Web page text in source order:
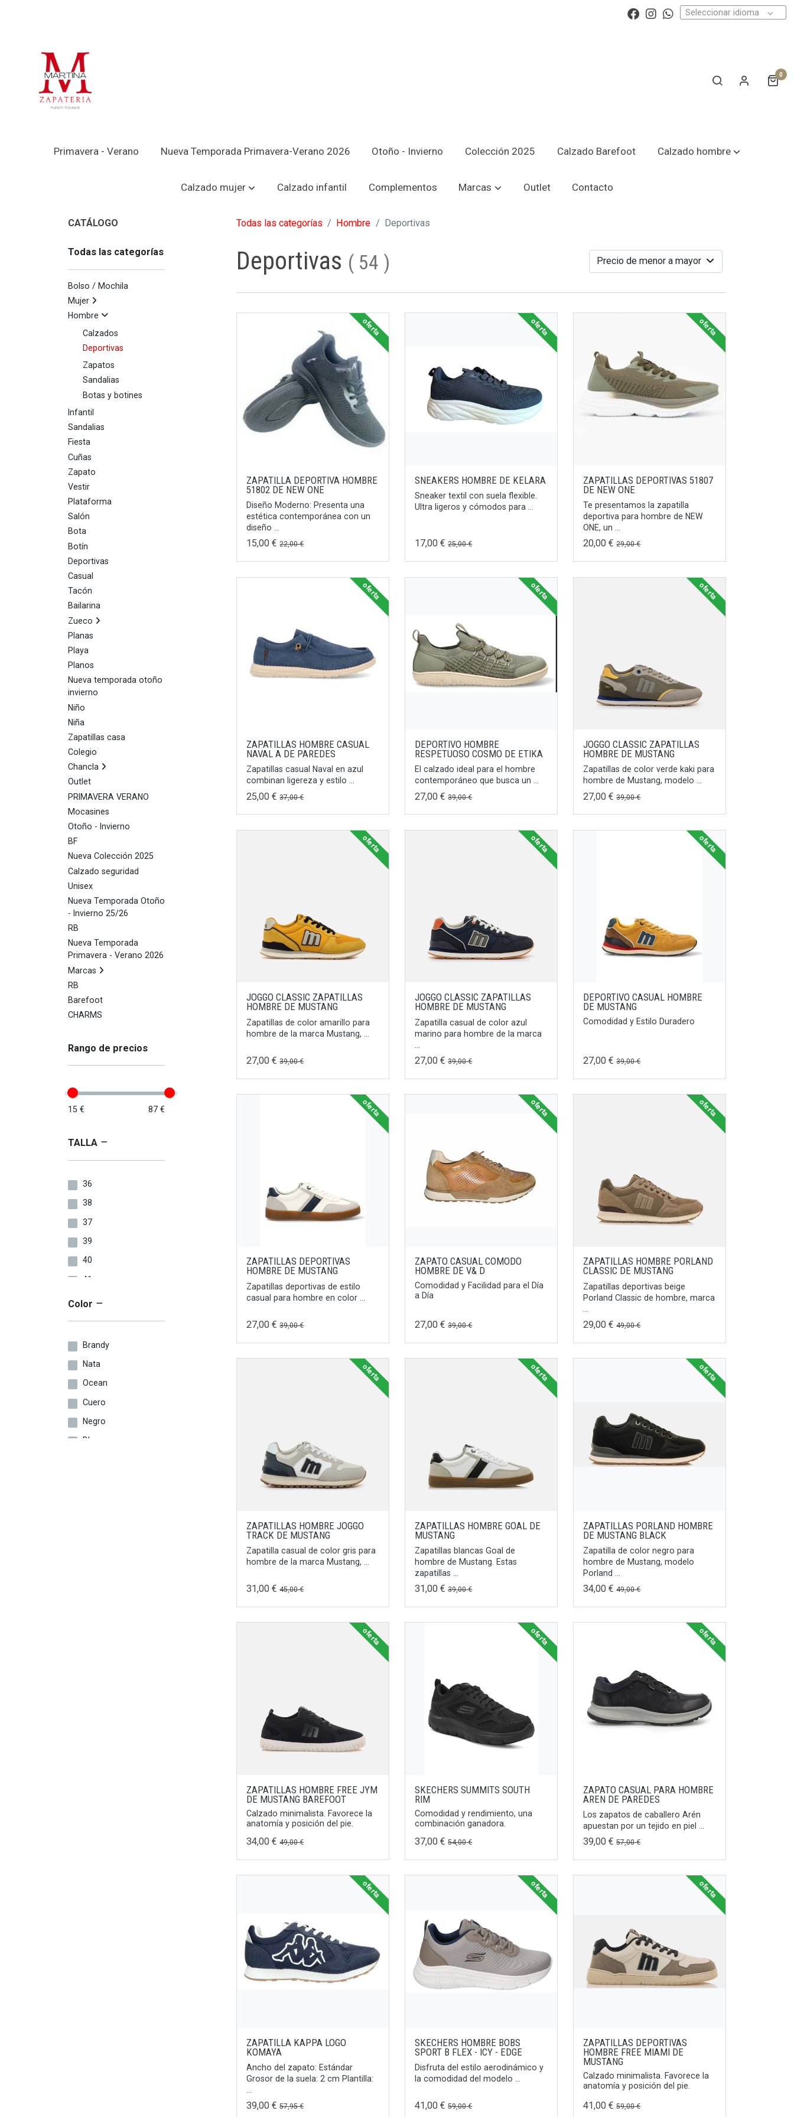
Seleccionar idioma
0
Primavera - Verano Nueva Temporada Primavera-Verano 2026 Otoño - Invierno Colección 2025 Calzado Barefoot Calzado hombre
Calzado mujer Calzado infantil Complementos Marcas Outlet Contacto
CATÁLOGO
Todas las categorías
Bolso / Mochila
Mujer
Hombre
Calzados
Deportivas
Zapatos
Sandalias
Botas y botines
Infantil
Sandalias
Fiesta
Cuñas
Zapato
Vestir
Plataforma
Salón
Bota
Botín
Deportivas
Casual
Tacón
Bailarina
Zueco
Planas
Playa
Planos
Nueva temporada otoño
invierno
Niño
Niña
Zapatillas casa
Colegio
Chancla
Outlet
PRIMAVERA VERANO
Mocasines
Otoño - Invierno
BF
Nueva Colección 2025
Calzado seguridad
Unisex
Nueva Temporada Otoño
- Invierno 25/26
RB
Nueva Temporada
Primavera - Verano 2026
Marcas
RB
Barefoot
CHARMS
Rango de precios
15 € 87 €
TALLA
36
38
37
39
40
41
24
Color
Brandy
Nata
Ocean
Cuero
Negro
Blanco
Todas las categorías Hombre Deportivas
Deportivas ( 54 ) Precio de menor a mayor
ZAPATILLA DEPORTIVA HOMBRE
51802 DE NEW ONE
Diseño Moderno: Presenta una
estética contemporánea con un
diseño ...
15,00 €22,00 €
oferta
SNEAKERS HOMBRE DE KELARA
Sneaker textil con suela flexible.
Ultra ligeros y cómodos para ...
17,00 €25,00 €
oferta
ZAPATILLAS DEPORTIVAS 51807
DE NEW ONE
Te presentamos la zapatilla
deportiva para hombre de NEW
ONE, un ...
20,00 €29,00 €
oferta
ZAPATILLAS HOMBRE CASUAL
NAVAL A DE PAREDES
Zapatillas casual Naval en azul
combinan ligereza y estilo ...
25,00 €37,00 €
oferta
DEPORTIVO HOMBRE
RESPETUOSO COSMO DE ETIKA
El calzado ideal para el hombre
contemporáneo que busca un ...
27,00 €39,00 €
oferta
JOGGO CLASSIC ZAPATILLAS
HOMBRE DE MUSTANG
Zapatillas de color verde kaki para
hombre de Mustang, modelo ...
27,00 €39,00 €
oferta
JOGGO CLASSIC ZAPATILLAS
HOMBRE DE MUSTANG
Zapatillas de color amarillo para
hombre de la marca Mustang, ...
27,00 €39,00 €
oferta
JOGGO CLASSIC ZAPATILLAS
HOMBRE DE MUSTANG
Zapatilla casual de color azul
marino para hombre de la marca
27,00 €39,00 €
oferta
DEPORTIVO CASUAL HOMBRE
DE MUSTANG
Comodidad y Estilo Duradero
27,00 €39,00 €
oferta
ZAPATILLAS DEPORTIVAS
HOMBRE DE MUSTANG
Zapatillas deportivas de estilo
casual para hombre en color ...
27,00 €39,00 €
oferta
ZAPATO CASUAL COMODO
HOMBRE DE V& D
Comodidad y Facilidad para el Día
a Día
27,00 €39,00 €
oferta
ZAPATILLAS HOMBRE PORLAND
CLASSIC DE MUSTANG
Zapatillas deportivas beige
Porland Classic de hombre, marca
29,00 €49,00 €
oferta
ZAPATILLAS HOMBRE JOGGO
TRACK DE MUSTANG
Zapatilla casual de color gris para
hombre de la marca Mustang, ...
31,00 €45,00 €
oferta
ZAPATILLAS HOMBRE GOAL DE
MUSTANG
Zapatillas blancas Goal de
hombre de Mustang. Estas
zapatillas ...
31,00 €39,00 €
oferta
ZAPATILLAS PORLAND HOMBRE
DE MUSTANG BLACK
Zapatilla de color negro para
hombre de Mustang, modelo
Porland ...
34,00 €49,00 €
oferta
ZAPATILLAS HOMBRE FREE JYM
DE MUSTANG BAREFOOT
Calzado minimalista. Favorece la
anatomía y posición del pie.
34,00 €49,00 €
oferta
SKECHERS SUMMITS SOUTH
RIM
Comodidad y rendimiento, una
combinación ganadora.
37,00 €54,00 €
oferta
ZAPATO CASUAL PARA HOMBRE
AREN DE PAREDES
Los zapatos de caballero Arén
apuestan por un tejido en piel ...
39,00 €57,00 €
oferta
ZAPATILLA KAPPA LOGO
KOMAYA
Ancho del zapato: Estándar
Grosor de la suela: 2 cm Plantilla:
39,00 €57,95 €
oferta
SKECHERS HOMBRE BOBS
SPORT B FLEX - ICY - EDGE
Disfruta del estilo aerodinámico y
la comodidad del modelo ...
41,00 €59,00 €
oferta
ZAPATILLAS DEPORTIVAS
HOMBRE FREE MIAMI DE
MUSTANG
Calzado minimalista. Favorece la
anatomía y posición del pie.
41,00 €59,00 €
oferta